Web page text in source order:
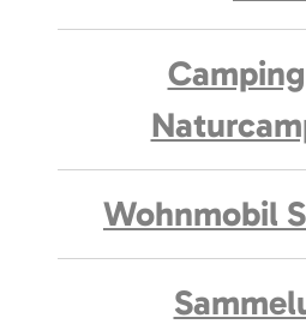
Wohnmobil